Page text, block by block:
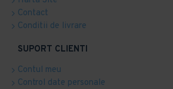
Contact
Conditii de livrare
SUPORT CLIENTI
Contul meu
Control date personale